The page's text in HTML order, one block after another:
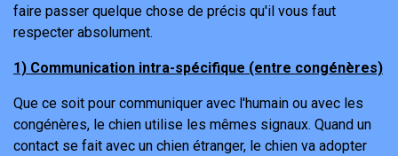
faire passer quelque chose de précis qu'il vous faut
respecter absolument.
1) Communication intra-spécifique (entre congénères)
Que ce soit pour communiquer avec l'humain ou avec les
congénères, le chien utilise les mêmes signaux. Quand un
contact se fait avec un chien étranger, le chien va adopter